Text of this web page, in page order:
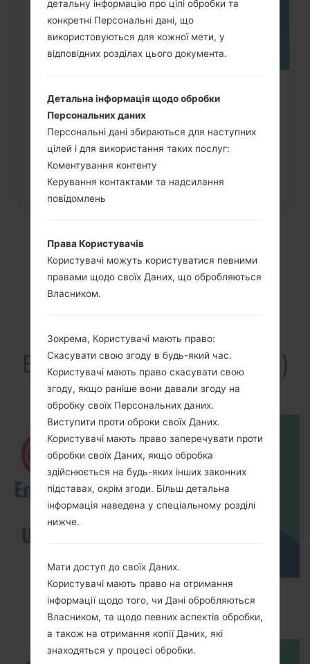
Як видалити усі дані з телефону
через меню на LG G3,...
Відео LGK121(LGK121)
akaLG K4 LTE
How to Enable Developer Options & USB
Debugging on LG ?
детальну інформацію про цілі обробки та
конкретні Персональні дані, що
використовуються для кожної мети, у
відповідних розділах цього документа.
Детальна інформація щодо обробки
Персональних даних
Персональні дані збираються для наступних
цілей і для використання таких послуг:
Коментування контенту
Керування контактами та надсилання
повідомлень
Права Користувачів
Користувачі можуть користуватися певними
правами щодо своїх Даних, що обробляються
Власником.
Зокрема, Користувачі мають право:
Скасувати свою згоду в будь-який час.
Користувачі мають право скасувати свою
згоду, якщо раніше вони давали згоду на
обробку своїх Персональних даних.
Виступити проти оброки своїх Даних.
Користувачі мають право заперечувати проти
обробки своїх Даних, якщо обробка
здійснюється на будь-яких інших законних
підставах, окрім згоди. Більш детальна
інформація наведена у спеціальному розділі
нижче.
Мати доступ до своїх Даних.
Користувачі мають право на отримання
інформації щодо того, чи Дані обробляються
Власником, та щодо певних аспектів обробки,
а також на отримання копії Даних, які
знаходяться у процесі обробки.